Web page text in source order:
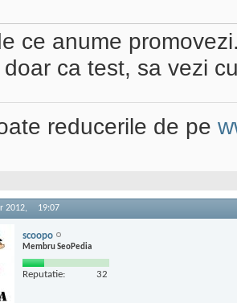
ce anume
ca test, sa vezi
reducerile de pe
2012, 19:07
scoopo
Membru SeoPedia
Reputatie: 32